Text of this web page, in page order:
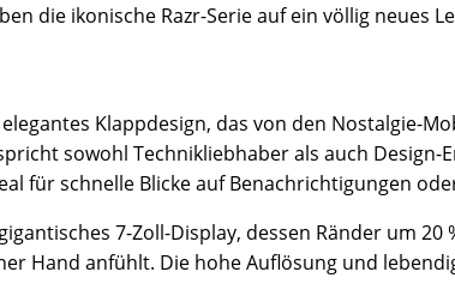
die ikonische Razr-Serie auf ein völlig neues
Klappdesign, das von den Nostalgie-
sowohl Technikliebhaber als auch
für schnelle Blicke auf Benachrichtigungen
7-Zoll-Display, dessen Ränder um
Hand anfühlt. Die hohe Auflösung und